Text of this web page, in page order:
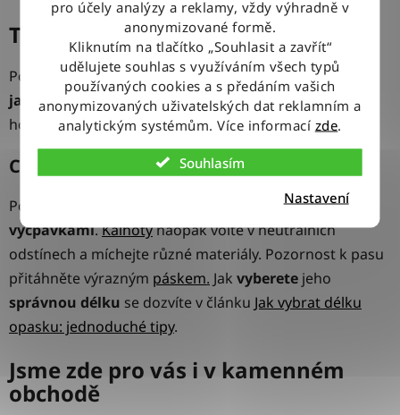
pro účely analýzy a reklamy, vždy výhradně v
anonymizované formě.
Kliknutím na tlačítko „Souhlasit a zavřít“
udělujete souhlas s využíváním všech typů
používaných cookies a s předáním vašich
anonymizovaných uživatelských dat reklamním a
analytickým systémům. Více informací zde.
Souhlasím
Nastavení
Typ postavy obdélník
Postava typu obdélník má ramena ve stejné úrovni
jako boky. Vaším úkolem je přitáhnout pozornost k
horní polovině těla. Tím opticky obě části oddělíte.
Co si obléknout
Pořiďte si výraznou
ramenními
vycpávkami.Kalhotynaopak volte v neutrálních
odstínech a míchejte různé materiály. Pozornost k pasu
přitáhněte výrazným páskem. Jak vyberete jeho
správnou délku se dozvíte v článku Jak vybrat délku
opasku: jednoduché tipy.
Jsme zde pro vás i v kamenném
obchodě